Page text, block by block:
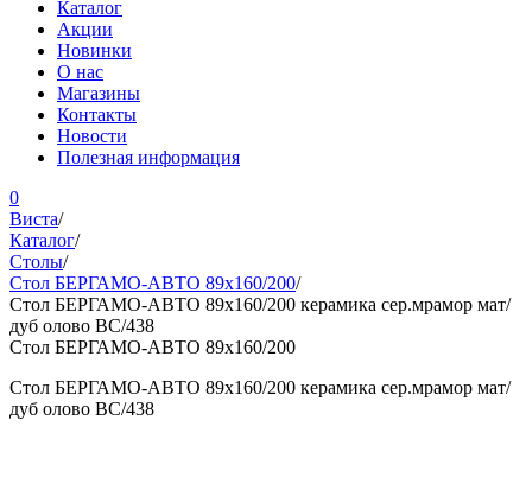
Каталог
Акции
Новинки
О нас
Магазины
Контакты
Новости
Полезная информация
0
Виста/
Каталог/
Столы/
Cтол БЕРГАМО-АВТО 89x160/200/
Cтол БЕРГАМО-АВТО 89x160/200 керамика сер.мрамор мат/
дуб олово ВС/438
Cтол БЕРГАМО-АВТО 89x160/200
Cтол БЕРГАМО-АВТО 89x160/200 керамика сер.мрамор мат/
дуб олово ВС/438